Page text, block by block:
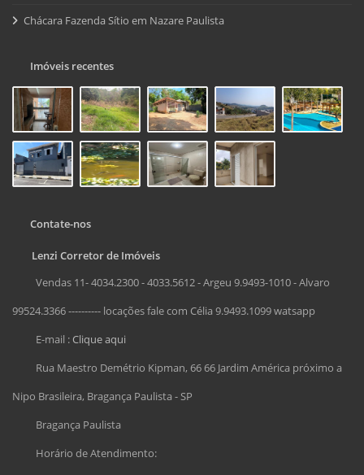
Chácara Fazenda Sítio em Nazare Paulista
Imóveis recentes
Contate-nos
Lenzi Corretor de Imóveis
Vendas 11- 4034.2300 - 4033.5612 - Argeu 9.9493-1010 - Alvaro
99524.3366 ---------- locações fale com Célia 9.9493.1099 watsapp
E-mail :Clique aqui
Rua Maestro Demétrio Kipman, 66 66 Jardim América próximo a
Nipo Brasileira, Bragança Paulista - SP
Bragança Paulista
Horário de Atendimento: